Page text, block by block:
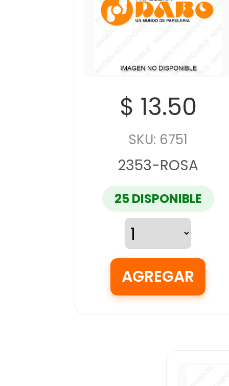
$ 13.50
SKU: 6751
2353-ROSA
25 DISPONIBLE